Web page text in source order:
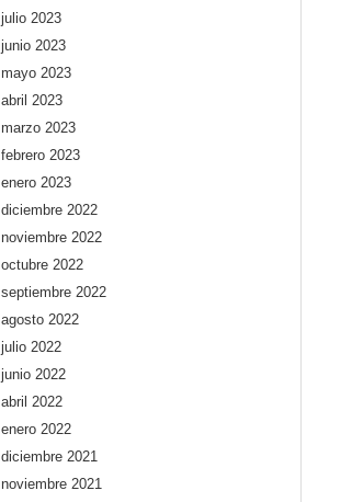
julio 2023
junio 2023
mayo 2023
abril 2023
marzo 2023
febrero 2023
enero 2023
diciembre 2022
noviembre 2022
octubre 2022
septiembre 2022
agosto 2022
julio 2022
junio 2022
abril 2022
enero 2022
diciembre 2021
noviembre 2021